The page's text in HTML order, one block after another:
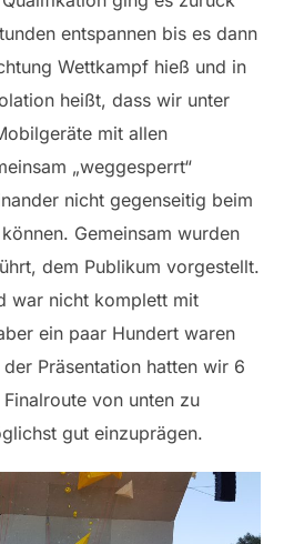
entspannen bis es dann
Wettkampf hieß und in
heißt, dass wir unter
mit allen
„weggesperrt“
nicht gegenseitig beim
Gemeinsam wurden
dem Publikum vorgestellt.
war nicht komplett mit
ein paar Hundert waren
Präsentation hatten wir 6
von unten zu
gut einzuprägen.